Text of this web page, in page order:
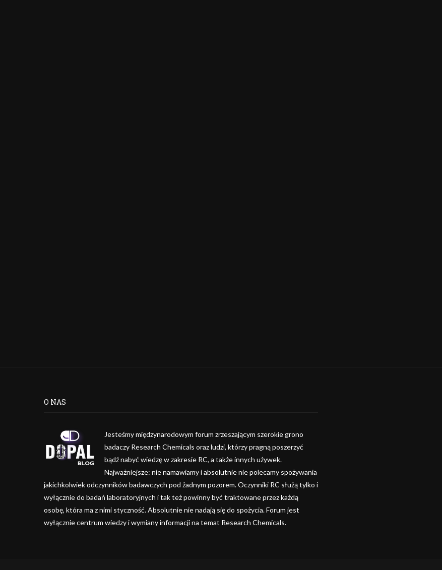
O NAS
Jesteśmy międzynarodowym forum zrzeszającym szerokie grono
badaczy Research Chemicals oraz ludzi, którzy pragną poszerzyć
bądź nabyć wiedzę w zakresie RC, a także innych używek.
Najważniejsze: nie namawiamy i absolutnie nie polecamy spożywania
jakichkolwiek odczynników badawczych pod żadnym pozorem. Oczynniki RC służą tylko i
wyłącznie do badań laboratoryjnych i tak też powinny być traktowane przez każdą
osobę, która ma z nimi styczność. Absolutnie nie nadają się do spożycia. Forum jest
wyłącznie centrum wiedzy i wymiany informacji na temat Research Chemicals.